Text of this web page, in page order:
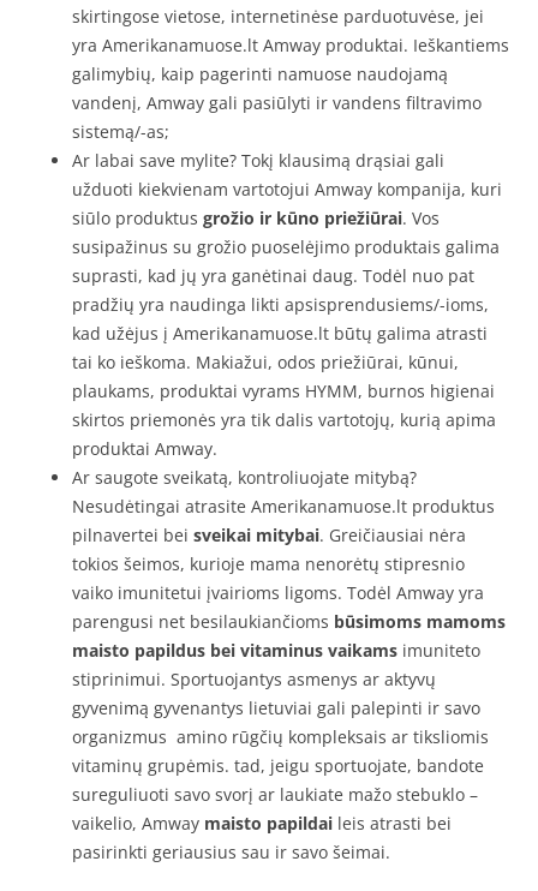
skirtingose vietose, internetinėse parduotuvėse, jei
yra Amerikanamuose.lt Amway produktai. Ieškantiems
galimybių, kaip pagerinti namuose naudojamą
vandenį, Amway gali pasiūlyti ir vandens filtravimo
sistemą/-as;
Ar labai save mylite? Tokį klausimą drąsiai gali
užduoti kiekvienam vartotojui Amway kompanija, kuri
siūlo produktus grožio ir kūno priežiūrai. Vos
susipažinus su grožio puoselėjimo produktais galima
suprasti, kad jų yra ganėtinai daug. Todėl nuo pat
pradžių yra naudinga likti apsisprendusiems/-ioms,
kad užėjus į Amerikanamuose.lt būtų galima atrasti
tai ko ieškoma. Makiažui, odos priežiūrai, kūnui,
plaukams, produktai vyrams HYMM, burnos higienai
skirtos priemonės yra tik dalis vartotojų, kurią apima
produktai Amway.
Ar saugote sveikatą, kontroliuojate mitybą?
Nesudėtingai atrasite Amerikanamuose.lt produktus
pilnavertei bei sveikai mitybai. Greičiausiai nėra
tokios šeimos, kurioje mama nenorėtų stipresnio
vaiko imunitetui įvairioms ligoms. Todėl Amway yra
parengusi net besilaukiančioms būsimoms mamoms
maisto papildus bei vitaminus vaikams imuniteto
stiprinimui. Sportuojantys asmenys ar aktyvų
gyvenimą gyvenantys lietuviai gali palepinti ir savo
organizmus amino rūgčių kompleksais ar tiksliomis
vitaminų grupėmis. tad, jeigu sportuojate, bandote
sureguliuoti savo svorį ar laukiate mažo stebuklo –
vaikelio, Amway maisto papildai leis atrasti bei
pasirinkti geriausius sau ir savo šeimai.